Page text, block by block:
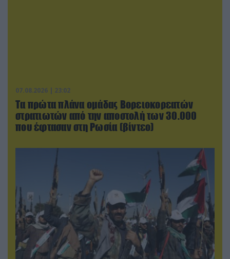
07.08.2026 | 23:02
Τα πρώτα πλάνα ομάδας Βορειοκορεατών
στρατιωτών από την αποστολή των 30.000
που έφτασαν στη Ρωσία (βίντεο)